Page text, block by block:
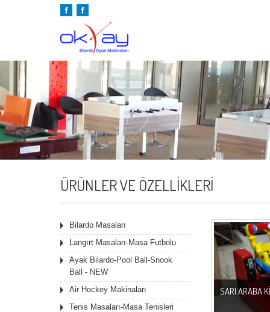
ÜRÜNLER VE ÖZELLIKLERI
Bilardo Masaları
Langırt Masaları-Masa Futbolu
Ayak Bilardo-Pool Ball-Snook
Ball - NEW
Air Hockey Makinaları
Tenis Masaları-Masa Tenisleri
SARI ARABA